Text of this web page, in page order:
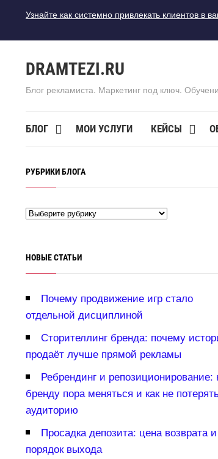
Узнайте как системно привлекать клиентов в
DRAMTEZI.RU
Блог рекламиста. Маркетинг под ключ.
БЛОГ МОИ УСЛУГИ КЕЙСЫ
РУБРИКИ БЛОГА
НОВЫЕ СТАТЬИ
Почему продвижение игр стало
отдельной дисциплиной
Сторителлинг бренда: почему
продаёт лучше прямой рекламы
Ребрендинг и репозиционирование:
ренду пора меняться и как не
аудиторию
Просадка депозита: цена возврата и
порядок выхода